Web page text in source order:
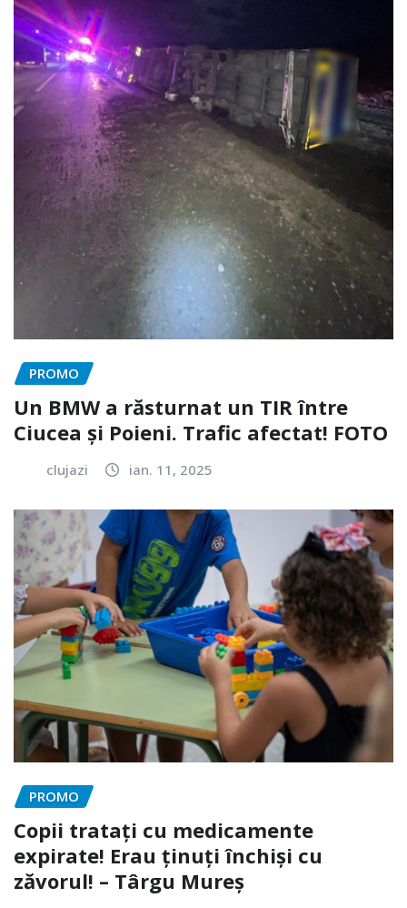
PROMO
Un BMW a răsturnat un TIR între
Ciucea și Poieni. Trafic afectat! FOTO
clujazi ian. 11, 2025
PROMO
Copii tratați cu medicamente
expirate! Erau ținuți închiși cu
zăvorul! – Târgu Mureș